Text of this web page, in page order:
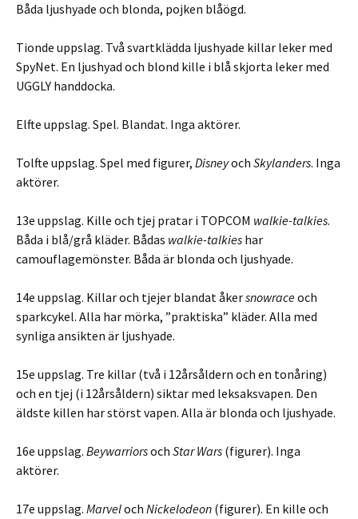
Båda ljushyade och blonda, pojken blåögd.
Tionde uppslag. Två svartklädda ljushyade killar leker med
SpyNet. En ljushyad och blond kille i blå skjorta leker med
UGGLY handdocka.
Elfte uppslag. Spel. Blandat. Inga aktörer.
Tolfte uppslag. Spel med figurer, Disneyoch Skylanders. Inga
aktörer.
13e uppslag. Kille och tjej pratar i TOPCOM walkie-talkies.
Båda i blå/grå kläder. Bådas walkie-talkies har
camouflagemönster. Båda är blonda och ljushyade.
14e uppslag. Killar och tjejer blandat åkersnowraceoch
sparkcykel. Alla har mörka, ”praktiska” kläder. Alla med
synliga ansikten är ljushyade.
15e uppslag. Tre killar (två i 12årsåldern och en tonåring)
och en tjej (i 12årsåldern) siktar med leksaksvapen. Den
äldste killen har störst vapen. Alla är blonda och ljushyade.
16e uppslag. Beywarriorsoch Star Wars (figurer). Inga
aktörer.
17e uppslag. Marveloch Nickelodeon (figurer). En kille och